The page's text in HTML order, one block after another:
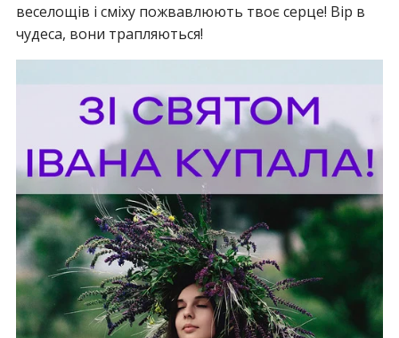
веселощів і сміху пожвавлюють твоє серце! Вір в
чудеса, вони трапляються!